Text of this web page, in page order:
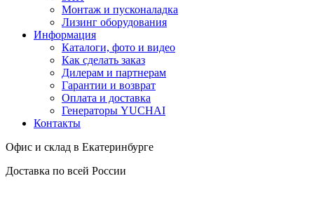
Монтаж и пусконаладка
Лизинг оборудования
Информация
Каталоги, фото и видео
Как сделать заказ
Дилерам и партнерам
Гарантии и возврат
Оплата и доставка
Генераторы YUCHAI
Контакты
Офис и склад в Екатеринбурге
Доставка по всей России